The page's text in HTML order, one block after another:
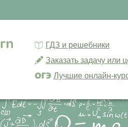
ГДЗ и решебники
Заказать задачу или
Лучшие онлайн-